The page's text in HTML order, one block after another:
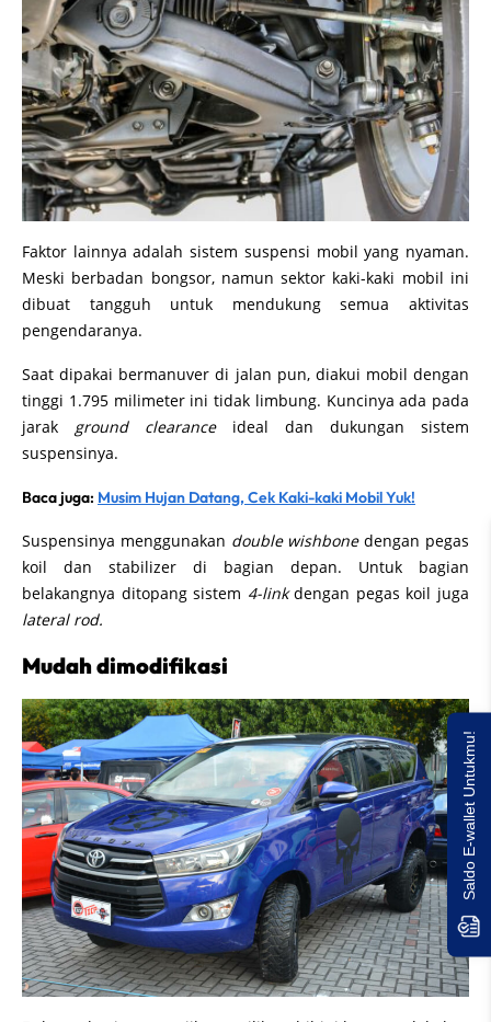
Faktor lainnya adalah sistem suspensi mobil yang nyaman.
Meski berbadan bongsor, namun sektor kaki-kaki mobil ini
dibuat tangguh untuk mendukung semua aktivitas
pengendaranya.
Saat dipakai bermanuver di jalan pun, diakui mobil dengan
tinggi 1.795 milimeter ini tidak limbung. Kuncinya ada pada
jarak ground clearanceideal dan dukungan sistem
suspensinya.
Baca juga: Musim Hujan Datang, Cek Kaki-kaki Mobil Yuk!
Suspensinya menggunakan double wishbonedengan pegas
koil dan stabilizer di bagian depan. Untuk bagian
belakangnya ditopang sistem 4-linkdengan pegas koil juga
lateral rod.
Mudah dimodifikasi
Saldo E-wallet Untukmu!